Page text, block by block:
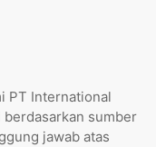
PT International
sumber
jawab atas